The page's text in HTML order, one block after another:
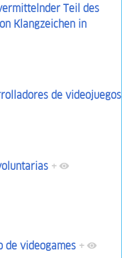
Teil des
Klangzeichen in
de videojuegos
+
de videogames +